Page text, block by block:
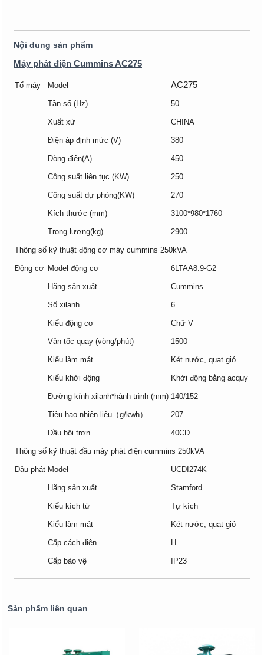
Nội dung sản phẩm
Máy phát điện Cummins AC275
Tổ máy Model AC275
Tần số (Hz) 50
Xuất xứ CHINA
Điện áp định mức (V) 380
Dòng điện(A) 450
Công suất liên tục (KW) 250
Công suất dự phòng(KW) 270
Kích thước (mm) 3100*980*1760
Trọng lượng(kg) 2900
Thông số kỹ thuật động cơ máy cummins 250kVA
Động cơ Model động cơ 6LTAA8.9-G2
Hãng sản xuất Cummins
Số xilanh 6
Kiểu động cơ Chữ V
Vận tốc quay (vòng/phút) 1500
Kiểu làm mát Két nước, quạt gió
Kiểu khởi động Khởi động bằng acquy
Đường kính xilanh*hành trình (mm) 140/152
Tiêu hao nhiên liệu（g/kwh） 207
Dầu bôi trơn 40CD
Thông số kỹ thuật đầu máy phát điện cummins 250kVA
Đầu phát Model UCDI274K
Hãng sản xuất Stamford
Kiểu kích từ Tự kích
Kiểu làm mát Két nước, quạt gió
Cấp cách điện H
Cấp bảo vệ IP23
Sản phẩm liên quan